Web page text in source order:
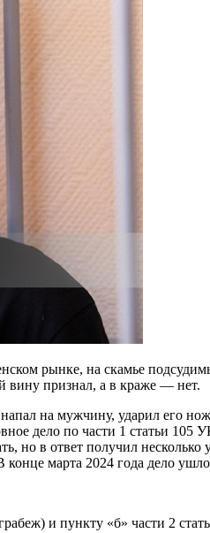
рынке, на скамье
вину признал, а в краже — нет.
на мужчину, ударил его
дело по части 1 статьи
но в ответ получил
марта 2024 года дело
и пункту «б» части 2